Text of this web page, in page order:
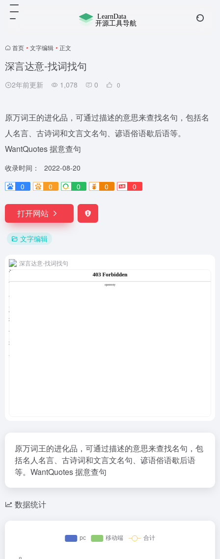
首页 • 文字编辑 • 正文
深言达意-找词找句
2年前更新 1,078 0 0
原万词王的进化品，可通过描述的意思来查找名句，包括名
人名言、古诗词和文言文名句、谚语俗语歇后语等。
WantQuotes 据意查句
收录时间：
2022-08-20
0
0 0 0 0
打开网站
文字编辑
深言达意-找词找句
原万词王的进化品，可通过描述的意思来查找名句，包
括名人名言、古诗词和文言文名句、谚语俗语歇后语
等。WantQuotes 据意查句
数据统计